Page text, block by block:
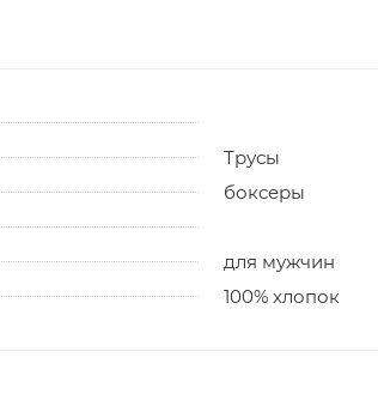
Трусы
боксеры
для мужчин
100% хлопок